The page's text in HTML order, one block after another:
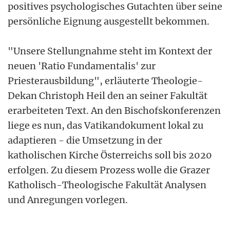
positives psychologisches Gutachten über seine
persönliche Eignung ausgestellt bekommen.
"Unsere Stellungnahme steht im Kontext der
neuen 'Ratio Fundamentalis' zur
Priesterausbildung", erläuterte Theologie-
Dekan Christoph Heil den an seiner Fakultät
erarbeiteten Text. An den Bischofskonferenzen
liege es nun, das Vatikandokument lokal zu
adaptieren - die Umsetzung in der
katholischen Kirche Österreichs soll bis 2020
erfolgen. Zu diesem Prozess wolle die Grazer
Katholisch-Theologische Fakultät Analysen
und Anregungen vorlegen.